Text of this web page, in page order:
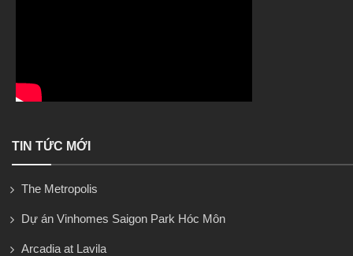
TIN TỨC MỚI
The Metropolis
Dự án Vinhomes Saigon Park Hóc Môn
Arcadia at Lavila